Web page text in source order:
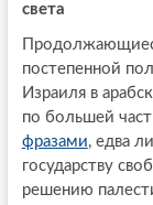
света
постепенной
Израиля в
по большей
фразами, едва
государству
решению